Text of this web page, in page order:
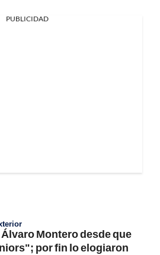
PUBLICIDAD
Montero desde que
por fin lo elogiaron